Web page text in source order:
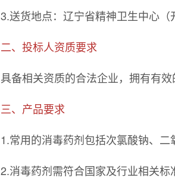
3.送货地点：辽宁省精神卫生中心（
二、投标人资质要求
具备相关资质的合法企业，拥有有
三、产品要求
1.常用的消毒药剂包括次氯酸钠、
2.消毒药剂需符合国家及行业相关